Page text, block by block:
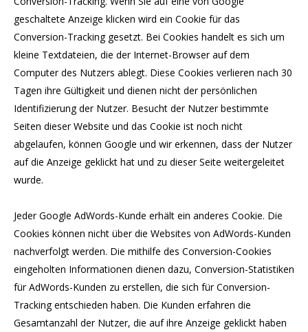
geschaltete Anzeige klicken wird ein Cookie für das
Conversion-Tracking gesetzt. Bei Cookies handelt es sich um
kleine Textdateien, die der Internet-Browser auf dem
Computer des Nutzers ablegt. Diese Cookies verlieren nach 30
Tagen ihre Gültigkeit und dienen nicht der persönlichen
Identifizierung der Nutzer. Besucht der Nutzer bestimmte
Seiten dieser Website und das Cookie ist noch nicht
abgelaufen, können Google und wir erkennen, dass der Nutzer
auf die Anzeige geklickt hat und zu dieser Seite weitergeleitet
wurde.
Jeder Google AdWords-Kunde erhält ein anderes Cookie. Die
Cookies können nicht über die Websites von AdWords-Kunden
nachverfolgt werden. Die mithilfe des Conversion-Cookies
eingeholten Informationen dienen dazu, Conversion-Statistiken
für AdWords-Kunden zu erstellen, die sich für Conversion-
Tracking entschieden haben. Die Kunden erfahren die
Gesamtanzahl der Nutzer, die auf ihre Anzeige geklickt haben